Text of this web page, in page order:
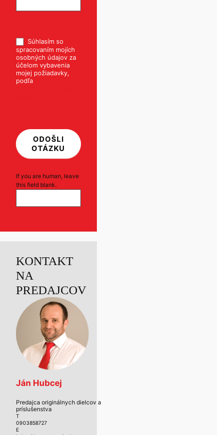
KONTAKT
NA
PREDAJCOV
Ján Hubcej
Predajca originálnych dielcov a
príslušenstva
T
0903858727
E
Súhlasím so
spracovaním mojích
osobných údajov za
účelom vybavenia
mojej požiadavky,
podľa
ODOŠLI
OTÁZKU
If you are human, leave
this field blank.